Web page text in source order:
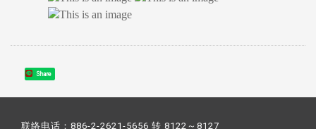
Share
联络电话：886-2-2621-5656 转 8122～8127